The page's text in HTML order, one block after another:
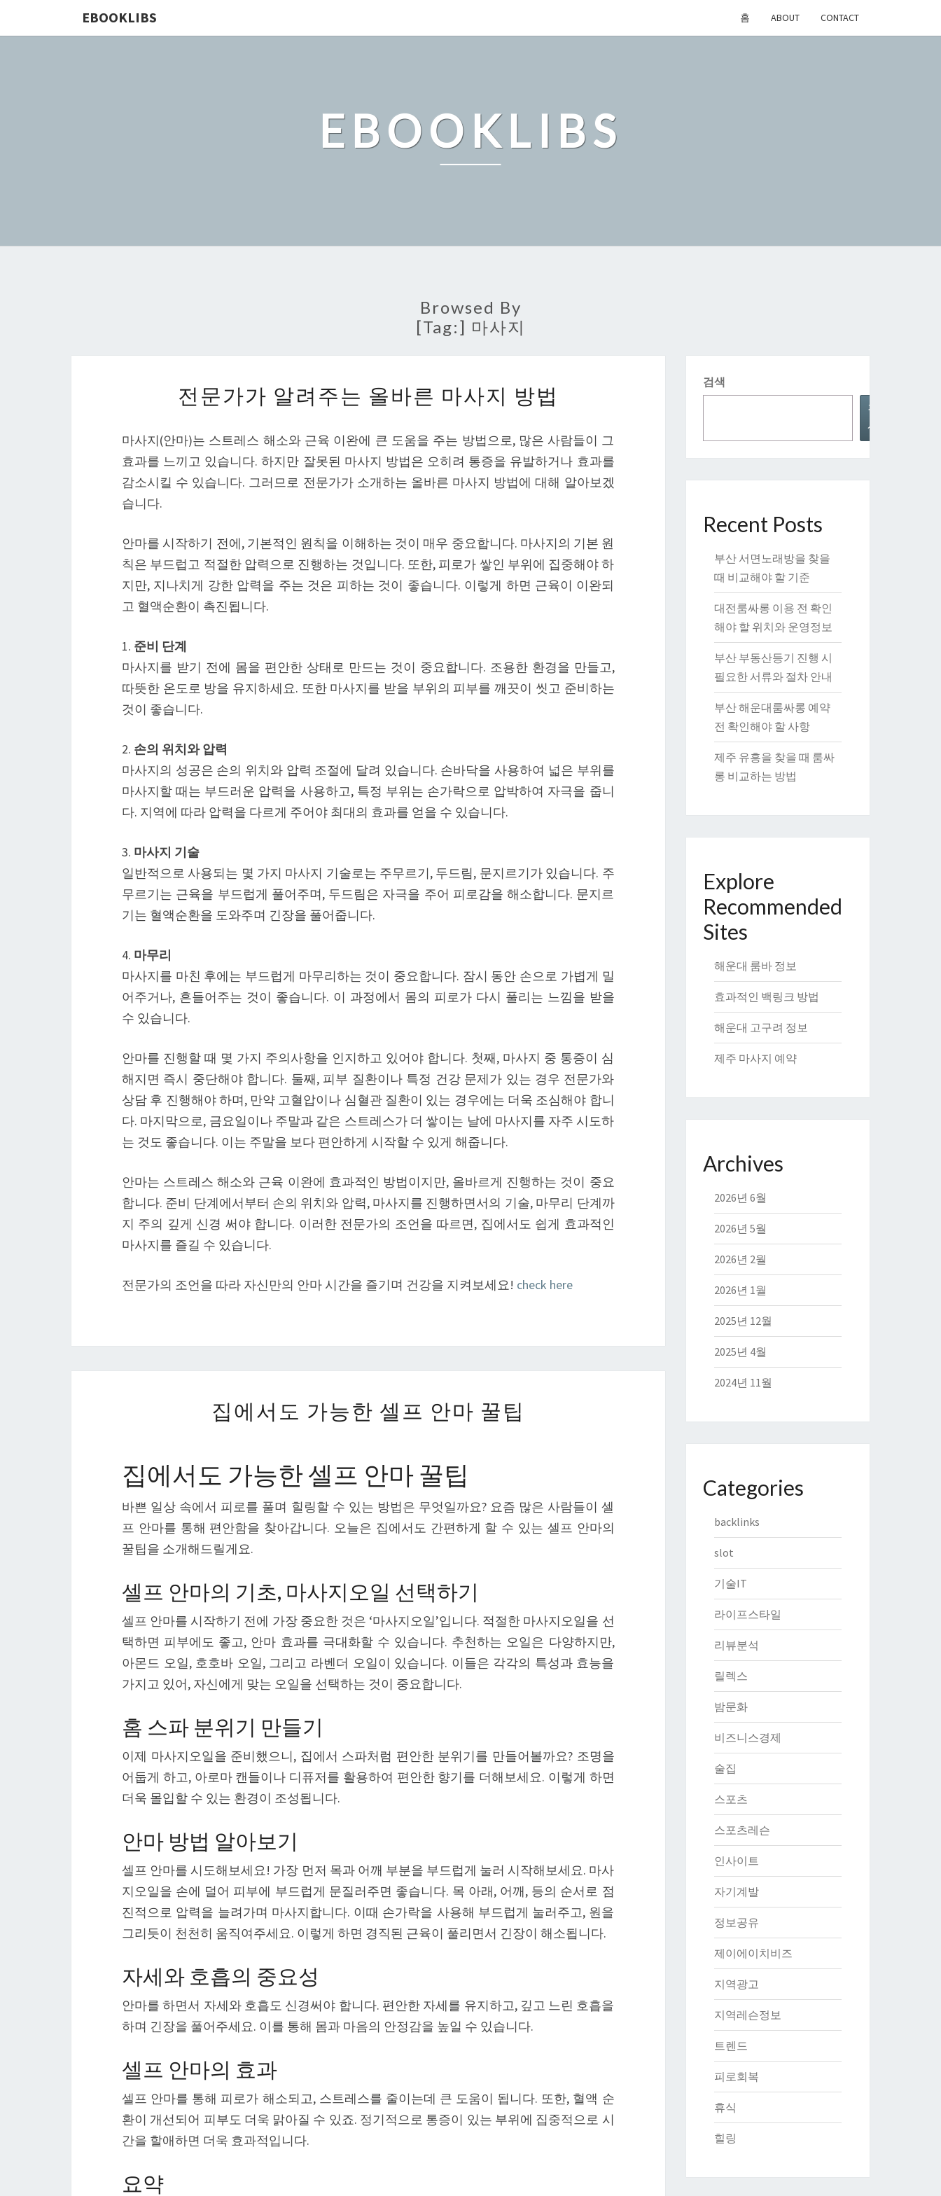
EBOOKLIBS 홈 ABOUT CONTACT
EBOOKLIBS
Browsed By
[Tag:] 마사지
문
가
알
려
올
바
른
방
법
전문가가 알려주는 올바른 마사지 방법
마사지(안마)는 스트레스 해소와 근육 이완에 큰 도움을 주는 방법으로, 많은 사람들이 그
효과를 느끼고 있습니다. 하지만 잘못된 마사지 방법은 오히려 통증을 유발하거나 효과를
감소시킬 수 있습니다. 그러므로 전문가가 소개하는 올바른 마사지 방법에 대해 알아보겠
습니다.
안마를 시작하기 전에, 기본적인 원칙을 이해하는 것이 매우 중요합니다. 마사지의 기본 원
칙은 부드럽고 적절한 압력으로 진행하는 것입니다. 또한, 피로가 쌓인 부위에 집중해야 하
지만, 지나치게 강한 압력을 주는 것은 피하는 것이 좋습니다. 이렇게 하면 근육이 이완되
고 혈액순환이 촉진됩니다.
1. 준비 단계
마사지를 받기 전에 몸을 편안한 상태로 만드는 것이 중요합니다. 조용한 환경을 만들고,
따뜻한 온도로 방을 유지하세요. 또한 마사지를 받을 부위의 피부를 깨끗이 씻고 준비하는
것이 좋습니다.
2. 손의 위치와 압력
마사지의 성공은 손의 위치와 압력 조절에 달려 있습니다. 손바닥을 사용하여 넓은 부위를
마사지할 때는 부드러운 압력을 사용하고, 특정 부위는 손가락으로 압박하여 자극을 줍니
다. 지역에 따라 압력을 다르게 주어야 최대의 효과를 얻을 수 있습니다.
3. 마사지 기술
일반적으로 사용되는 몇 가지 마사지 기술로는 주무르기, 두드림, 문지르기가 있습니다. 주
무르기는 근육을 부드럽게 풀어주며, 두드림은 자극을 주어 피로감을 해소합니다. 문지르
기는 혈액순환을 도와주며 긴장을 풀어줍니다.
4. 마무리
마사지를 마친 후에는 부드럽게 마무리하는 것이 중요합니다. 잠시 동안 손으로 가볍게 밀
어주거나, 흔들어주는 것이 좋습니다. 이 과정에서 몸의 피로가 다시 풀리는 느낌을 받을
수 있습니다.
안마를 진행할 때 몇 가지 주의사항을 인지하고 있어야 합니다. 첫째, 마사지 중 통증이 심
해지면 즉시 중단해야 합니다. 둘째, 피부 질환이나 특정 건강 문제가 있는 경우 전문가와
상담 후 진행해야 하며, 만약 고혈압이나 심혈관 질환이 있는 경우에는 더욱 조심해야 합니
다. 마지막으로, 금요일이나 주말과 같은 스트레스가 더 쌓이는 날에 마사지를 자주 시도하
는 것도 좋습니다. 이는 주말을 보다 편안하게 시작할 수 있게 해줍니다.
안마는 스트레스 해소와 근육 이완에 효과적인 방법이지만, 올바르게 진행하는 것이 중요
합니다. 준비 단계에서부터 손의 위치와 압력, 마사지를 진행하면서의 기술, 마무리 단계까
지 주의 깊게 신경 써야 합니다. 이러한 전문가의 조언을 따르면, 집에서도 쉽게 효과적인
마사지를 즐길 수 있습니다.
전문가의 조언을 따라 자신만의 안마 시간을 즐기며 건강을 지켜보세요! check here
에
가
능
한
안
마
꿀
팁
집에서도 가능한 셀프 안마 꿀팁
집에서도 가능한 셀프 안마 꿀팁
바쁜 일상 속에서 피로를 풀며 힐링할 수 있는 방법은 무엇일까요? 요즘 많은 사람들이 셀
프 안마를 통해 편안함을 찾아갑니다. 오늘은 집에서도 간편하게 할 수 있는 셀프 안마의
꿀팁을 소개해드릴게요.
셀프 안마의 기초, 마사지오일 선택하기
셀프 안마를 시작하기 전에 가장 중요한 것은 ‘마사지오일’입니다. 적절한 마사지오일을 선
택하면 피부에도 좋고, 안마 효과를 극대화할 수 있습니다. 추천하는 오일은 다양하지만,
아몬드 오일, 호호바 오일, 그리고 라벤더 오일이 있습니다. 이들은 각각의 특성과 효능을
가지고 있어, 자신에게 맞는 오일을 선택하는 것이 중요합니다.
홈 스파 분위기 만들기
이제 마사지오일을 준비했으니, 집에서 스파처럼 편안한 분위기를 만들어볼까요? 조명을
어둡게 하고, 아로마 캔들이나 디퓨저를 활용하여 편안한 향기를 더해보세요. 이렇게 하면
더욱 몰입할 수 있는 환경이 조성됩니다.
안마 방법 알아보기
셀프 안마를 시도해보세요! 가장 먼저 목과 어깨 부분을 부드럽게 눌러 시작해보세요. 마사
지오일을 손에 덜어 피부에 부드럽게 문질러주면 좋습니다. 목 아래, 어깨, 등의 순서로 점
진적으로 압력을 늘려가며 마사지합니다. 이때 손가락을 사용해 부드럽게 눌러주고, 원을
그리듯이 천천히 움직여주세요. 이렇게 하면 경직된 근육이 풀리면서 긴장이 해소됩니다.
자세와 호흡의 중요성
안마를 하면서 자세와 호흡도 신경써야 합니다. 편안한 자세를 유지하고, 깊고 느린 호흡을
하며 긴장을 풀어주세요. 이를 통해 몸과 마음의 안정감을 높일 수 있습니다.
셀프 안마의 효과
셀프 안마를 통해 피로가 해소되고, 스트레스를 줄이는데 큰 도움이 됩니다. 또한, 혈액 순
환이 개선되어 피부도 더욱 맑아질 수 있죠. 정기적으로 통증이 있는 부위에 집중적으로 시
간을 할애하면 더욱 효과적입니다.
요약
검색
검
색
Recent Posts
부산 서면노래방을 찾을
때 비교해야 할 기준
대전룸싸롱 이용 전 확인
해야 할 위치와 운영정보
부산 부동산등기 진행 시
필요한 서류와 절차 안내
부산 해운대룸싸롱 예약
전 확인해야 할 사항
제주 유흥을 찾을 때 룸싸
롱 비교하는 방법
Explore
Recommended
Sites
해운대 룸바 정보
효과적인 백링크 방법
해운대 고구려 정보
제주 마사지 예약
Archives
2026년 6월
2026년 5월
2026년 2월
2026년 1월
2025년 12월
2025년 4월
2024년 11월
Categories
backlinks
slot
기술IT
라이프스타일
리뷰분석
릴렉스
밤문화
비즈니스경제
술집
스포츠
스포츠레슨
인사이트
자기계발
정보공유
제이에이치비즈
지역광고
지역레슨정보
트렌드
피로회복
휴식
힐링